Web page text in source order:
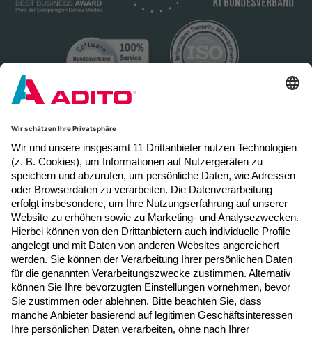
Newsletter Anmeldung
Melden Sie sich hier zum Newsletter an, um
neue Blogposts, Event- und Webinar-
Einladungen per E-Mail zu erhalten.
Jetzt anmelden